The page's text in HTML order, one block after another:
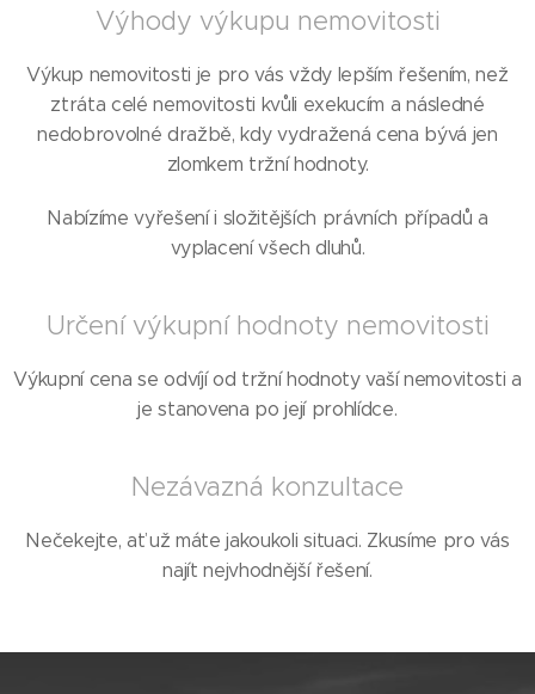
Výhody výkupu nemovitosti
Výkup nemovitosti je pro vás vždy lepším řešením, než
ztráta celé nemovitosti kvůli exekucím a následné
nedobrovolné dražbě, kdy vydražená cena bývá jen
zlomkem tržní hodnoty.
Nabízíme vyřešení i složitějších právních případů a
vyplacení všech dluhů.
Určení výkupní hodnoty nemovitosti
Výkupní cena se odvíjí od tržní hodnoty vaší nemovitosti a
je stanovena po její prohlídce.
Nezávazná konzultace
Nečekejte, ať už máte jakoukoli situaci. Zkusíme pro vás
najít nejvhodnější řešení.